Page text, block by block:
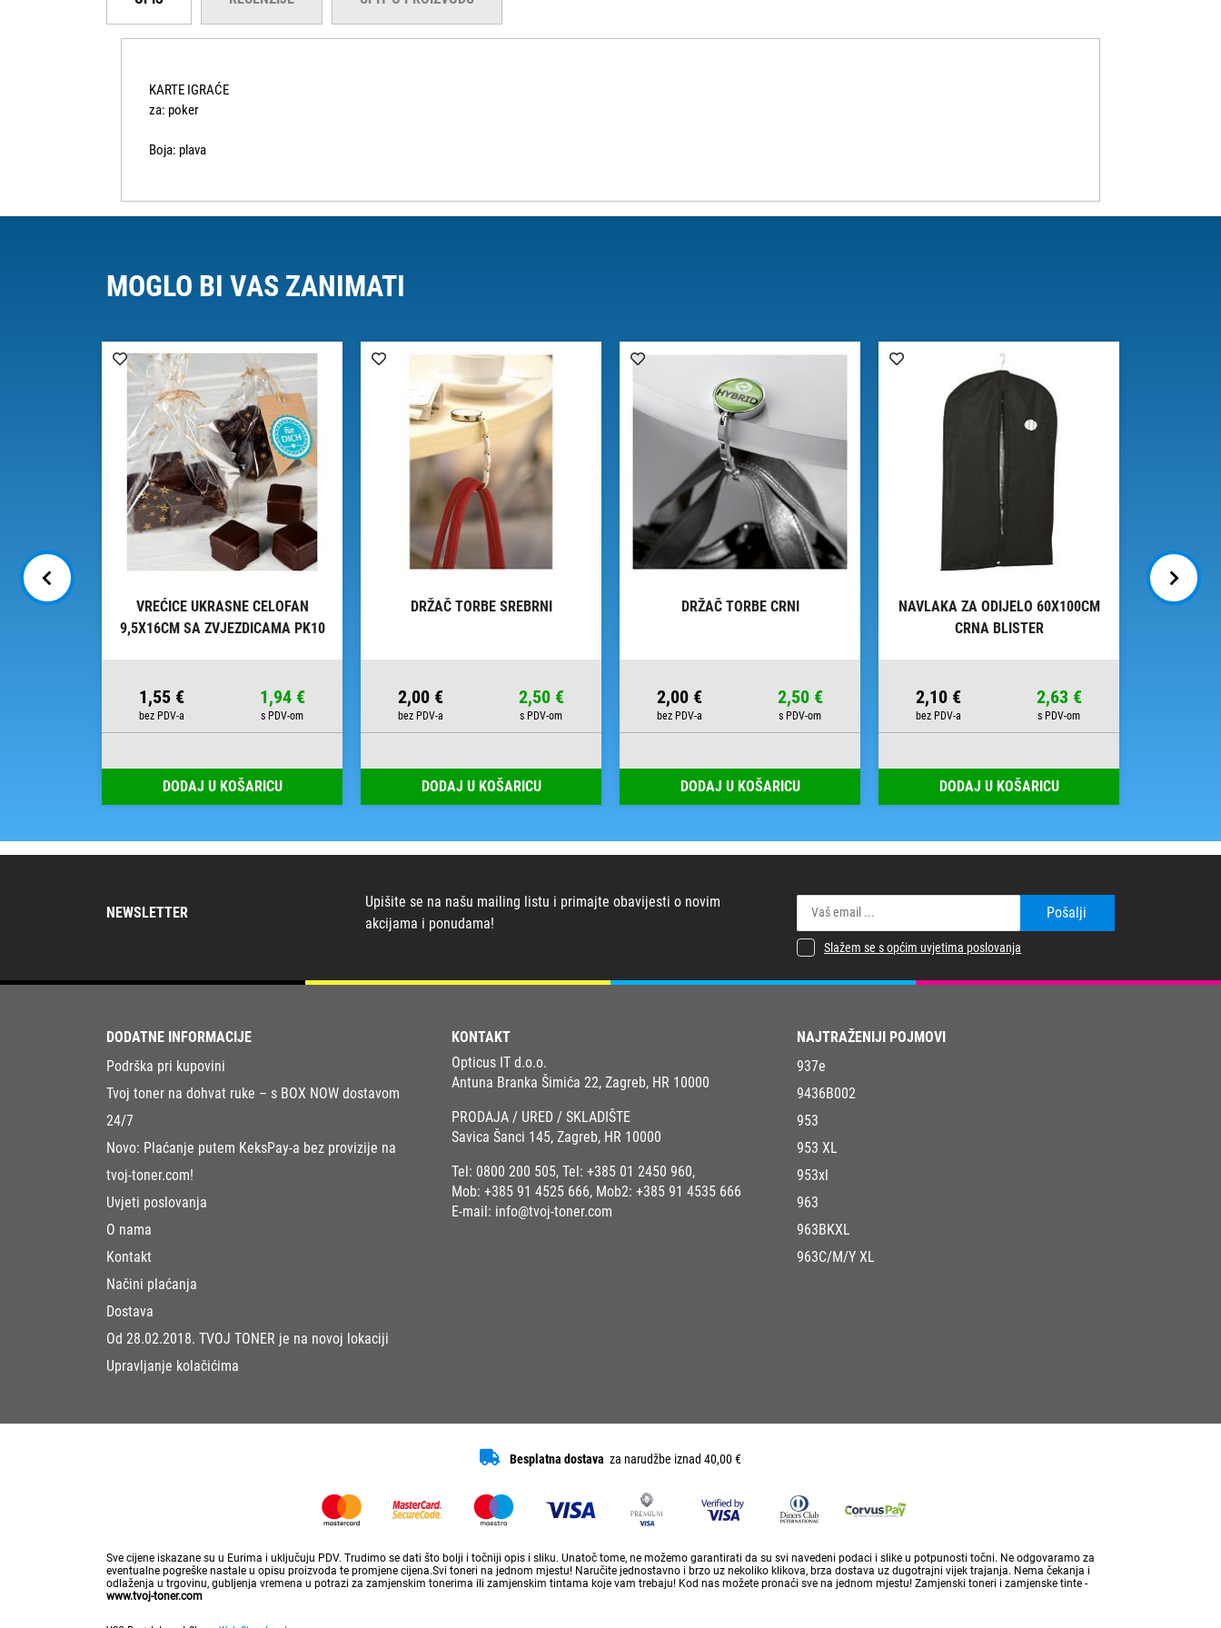
KARTE IGRAĆE
za: poker
Boja: plava
MOGLO BI VAS ZANIMATI
- DAL
VREĆICE UKRASNE CELOFAN
9,5X16CM SA ZVJEZDICAMA PK10
1,55 € 1,94 €
DODAJ U KOŠARICU
DRŽAČ TORBE SREBRNI
2,00 € 2,50 €
DODAJ U KOŠARICU
DRŽAČ TORBE CRNI
2,00 € 2,50 €
DODAJ U KOŠARICU
NAVLAKA ZA ODIJELO 60X100CM
CRNA BLISTER
2,10 € 2,63 €
DODAJ U KOŠARICU
PAPIR
NEWSLETTER
Upišite se na našu mailing listu i primajte obavijesti o novim
akcijama i ponudama!
Pošalji
Slažem se s općim uvjetima poslovanja
DODATNE INFORMACIJE
Podrška pri kupovini
Tvoj toner na dohvat ruke – s BOX NOW dostavom
24/7
Novo: Plaćanje putem KeksPay-a bez provizije na
tvoj-toner.com!
Uvjeti poslovanja
O nama
Kontakt
Načini plaćanja
Dostava
Od 28.02.2018. TVOJ TONER je na novoj lokaciji
Upravljanje kolačićima
KONTAKT
Opticus IT d.o.o.
Antuna Branka Šimića 22, Zagreb, HR 10000
PRODAJA / URED / SKLADIŠTE
Savica Šanci 145, Zagreb, HR 10000
Tel: 0800 200 505, Tel: +385 01 2450 960,
Mob: +385 91 4525 666, Mob2: +385 91 4535 666
E-mail: info@tvoj-toner.com
NAJTRAŽENIJI POJMOVI
937e
9436B002
953
953 XL
953xl
963
963BKXL
963C/M/Y XL
Besplatna dostava za narudžbe iznad 40,00 €
Sve cijene iskazane su u Eurima i uključuju PDV. Trudimo se dati što bolji i točniji opis i sliku. Unatoč tome, ne možemo garantirati da su svi navedeni podaci i slike u potpunosti točni. Ne odgovaramo za
eventualne pogreške nastale u opisu proizvoda te promjene cijena.Svi toneri na jednom mjestu! Naručite jednostavno i brzo uz nekoliko klikova, brza dostava uz dugotrajni vijek trajanja. Nema čekanja i
odlaženja u trgovinu, gubljenja vremena u potrazi za zamjenskim tonerima ili zamjenskim tintama koje vam trebaju! Kod nas možete pronaći sve na jednom mjestu! Zamjenski toneri i zamjenske tinte -
www.tvoj-toner.com